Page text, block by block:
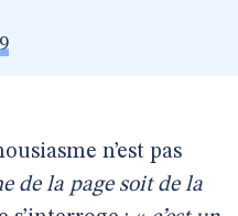
n’est pas
de la page soit de la